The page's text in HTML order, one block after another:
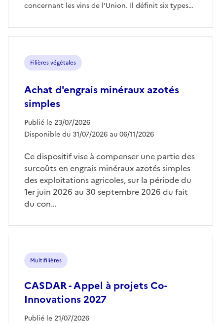
concernant les vins de l’Union. Il définit six types…
Filières végétales
Achat d'engrais minéraux azotés
simples
Publié le 23/07/2026
Disponible du 31/07/2026 au 06/11/2026
Ce dispositif vise à compenser une partie des
surcoûts en engrais minéraux azotés simples
des exploitations agricoles, sur la période du
1er juin 2026 au 30 septembre 2026 du fait
du con…
Multifilières
CASDAR - Appel à projets Co-
Innovations 2027
Publié le 21/07/2026